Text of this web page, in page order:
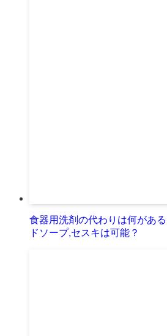
食器用洗剤の代わりは何があ
ドソープ,セスキは可能？